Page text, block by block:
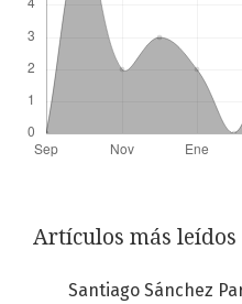
Artículos más
Santiago Sánchez